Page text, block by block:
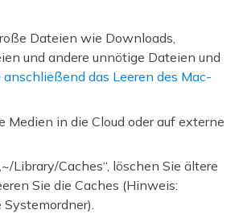
Dateien wie Downloads,
und andere unnötige Dateien und
das Leeren des Mac-
Medien in die Cloud oder auf externe
Library/Caches“, löschen Sie ältere
Sie die Caches (Hinweis:
Systemordner).